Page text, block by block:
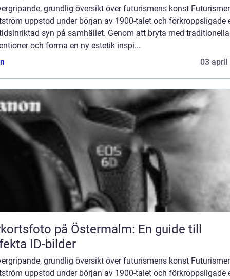
grundlig översikt över futurismens konst
uppstod under början av 1900-talet och förkroppsligade
syn på samhället. Genom att bryta med traditionella
och forma en ny estetik inspi...
03 april
på Östermalm: En guide till
ID-bilder
grundlig översikt över futurismens konst
uppstod under början av 1900-talet och förkroppsligade